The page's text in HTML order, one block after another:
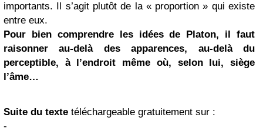
importants. Il s’agit plutôt de la « proportion » qui existe
entre eux.
Pour bien comprendre les idées de Platon, il faut
raisonner au-delà des apparences, au-delà du
perceptible, à l’endroit même où, selon lui, siège
l’âme…
Suite du texte téléchargeable gratuitement sur :
-